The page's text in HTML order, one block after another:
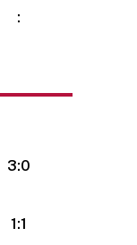
:
3:0
1:1